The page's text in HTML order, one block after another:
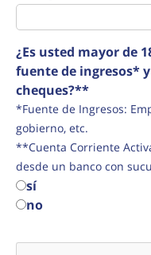
¿Es usted mayor de
fuente de ingresos*
cheques?**
*Fuente de Ingresos: Empleo, pensión, beneficios del
gobierno, etc.
**Cuenta Corriente
desde un banco con
sí
no